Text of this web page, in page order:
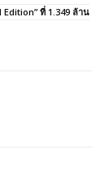
Edition” ที่ 1.349 ล้าน